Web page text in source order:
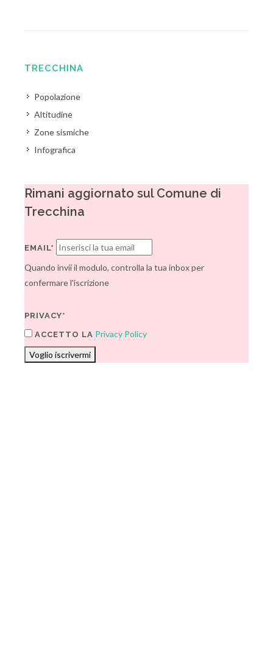
TRECCHINA
Popolazione
Altitudine
Zone sismiche
Infografica
Rimani aggiornato sul Comune di
Trecchina
EMAIL*
Quando invii il modulo, controlla la tua inbox per
confermare l'iscrizione
PRIVACY*
ACCETTO LA Privacy Policy
Voglio iscrivermi